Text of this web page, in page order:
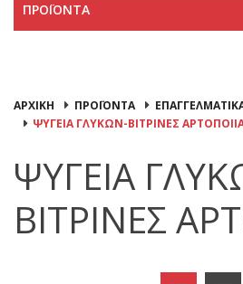
ΠΡΟΪΟΝΤΑ
ΑΡΧΙΚΉ ΠΡΟΪΟΝΤΑ
ΨΥΓΕΙΑ ΓΛΥΚΩΝ-ΒΙΤΡΙΝΕΣ
ΨΥΓΕΙΑ
ΒΙΤΡΙΝΕΣ